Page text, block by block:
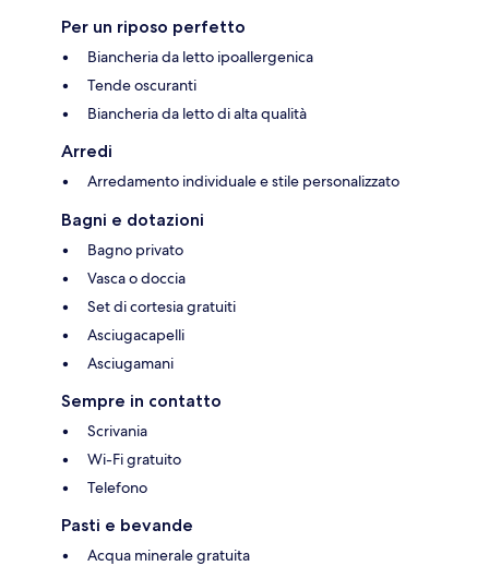
Per un riposo perfetto
Biancheria da letto ipoallergenica
Tende oscuranti
Biancheria da letto di alta qualità
Arredi
Arredamento individuale e stile personalizzato
Bagni e dotazioni
Bagno privato
Vasca o doccia
Set di cortesia gratuiti
Asciugacapelli
Asciugamani
Sempre in contatto
Scrivania
Wi-Fi gratuito
Telefono
Pasti e bevande
Acqua minerale gratuita